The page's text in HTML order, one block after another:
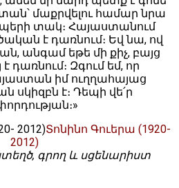
մաքրվելու համար նրա
տակ։ Հայաստանում
է դառնում։ Եվ նա, ով
անգամ եթե մի քիչ, բայց
դառնում։ Զգում եմ, որ
իմ ուղղահայաց
սկիզբն է։ Դեպի վե՛ր
Տոնինո Գուերա (1920-
2012)
գրող և սցենարիստ